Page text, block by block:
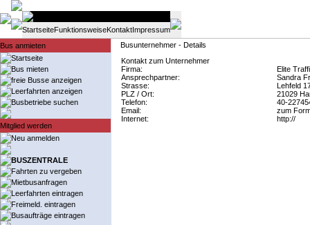
StartseiteFunktionsweiseKontaktImpressum
Bus anmieten
Startseite
Bus mieten
freie Busse anzeigen
Leerfahrten anzeigen
Busbetriebe suchen
Mitglied werden
Neu anmelden
BUSZENTRALE
Fahrten zu vergeben
Mietbusanfragen
Leerfahrten eintragen
Freimeld. eintragen
Busaufträge eintragen
Busunternehmer - Details
Kontakt zum Unternehmer
Firma:
Elite
Ansprechpartner:
Sandra
Strasse:
Lehfeld
PLZ / Ort:
21029
Telefon:
40-
Email:
zum
Internet:
http://